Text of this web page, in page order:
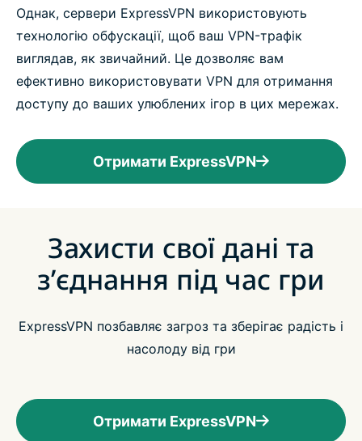
Однак, сервери ExpressVPN використовують
технологію обфускації, щоб ваш VPN-трафік
виглядав, як звичайний. Це дозволяє вам
ефективно використовувати VPN для отримання
доступу до ваших улюблених ігор в цих мережах.
Отримати ExpressVPN
Захисти свої дані та
з’єднання під час гри
ExpressVPN позбавляє загроз та зберігає радість і
насолоду від гри
Отримати ExpressVPN